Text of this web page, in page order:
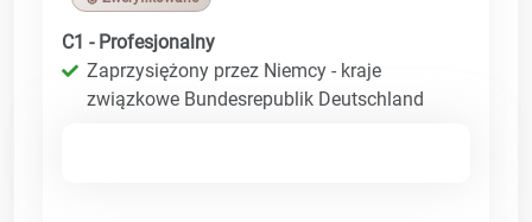
C1 - Profesjonalny
Zaprzysiężony przez Niemcy - kraje
związkowe Bundesrepublik Deutschland